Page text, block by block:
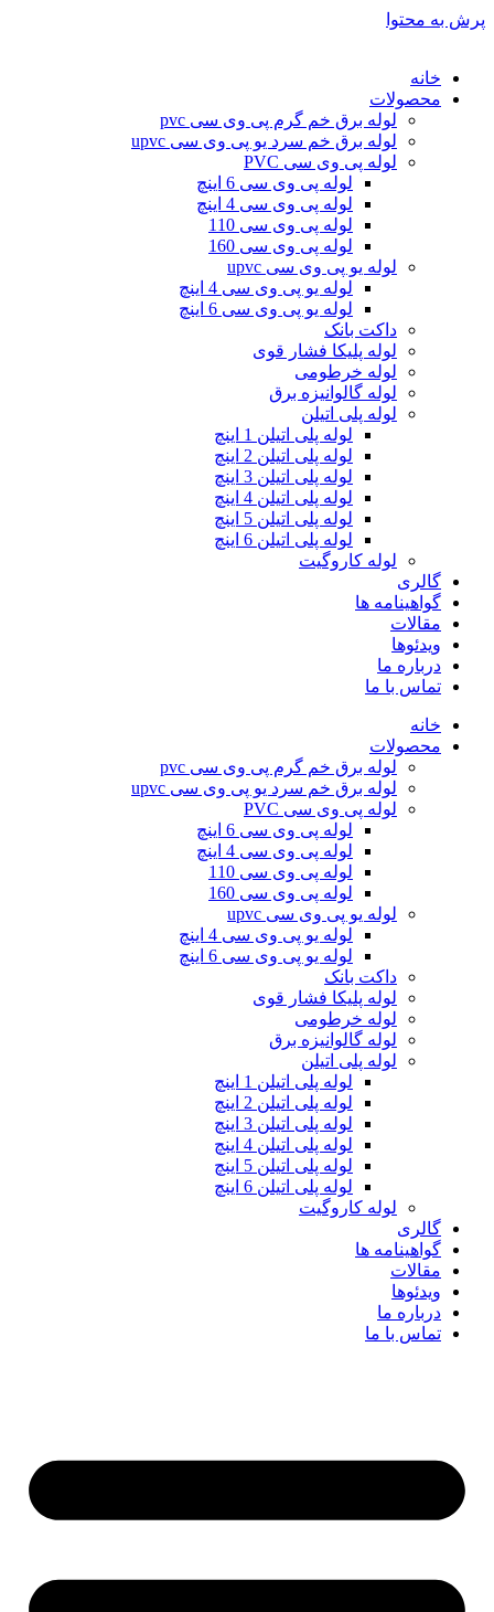
پرش به محتوا
خانه
محصولات
لوله برق خم گرم پی وی سی pvc
لوله برق خم سرد یو پی وی سی upvc
لوله پی وی سی PVC
لوله پی وی سی 6 اینچ
لوله پی وی سی 4 اینچ
لوله پی وی سی 110
لوله پی وی سی 160
لوله یو پی وی سی upvc
لوله یو پی وی سی 4 اینچ
لوله یو پی وی سی 6 اینچ
داکت بانک
لوله پلیکا فشار قوی
لوله خرطومی
لوله گالوانیزه برق
لوله پلی اتیلن
لوله پلی اتیلن 1 اینچ
لوله پلی اتیلن 2 اینچ
لوله پلی اتیلن 3 اینچ
لوله پلی اتیلن 4 اینچ
لوله پلی اتیلن 5 اینچ
لوله پلی اتیلن 6 اینچ
لوله کاروگیت
گالری
گواهینامه ها
مقالات
ویدئوها
درباره ما
تماس با ما
خانه
محصولات
لوله برق خم گرم پی وی سی pvc
لوله برق خم سرد یو پی وی سی upvc
لوله پی وی سی PVC
لوله پی وی سی 6 اینچ
لوله پی وی سی 4 اینچ
لوله پی وی سی 110
لوله پی وی سی 160
لوله یو پی وی سی upvc
لوله یو پی وی سی 4 اینچ
لوله یو پی وی سی 6 اینچ
داکت بانک
لوله پلیکا فشار قوی
لوله خرطومی
لوله گالوانیزه برق
لوله پلی اتیلن
لوله پلی اتیلن 1 اینچ
لوله پلی اتیلن 2 اینچ
لوله پلی اتیلن 3 اینچ
لوله پلی اتیلن 4 اینچ
لوله پلی اتیلن 5 اینچ
لوله پلی اتیلن 6 اینچ
لوله کاروگیت
گالری
گواهینامه ها
مقالات
ویدئوها
درباره ما
تماس با ما